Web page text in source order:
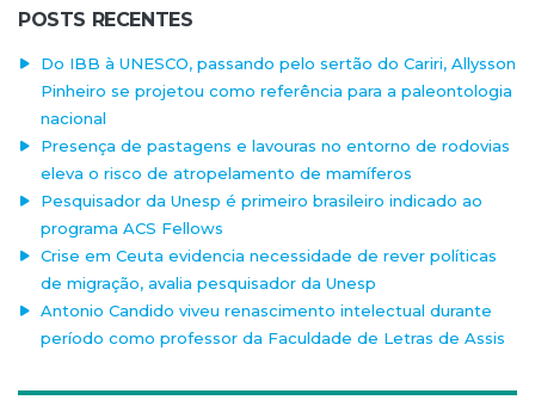
POSTS RECENTES
Do IBB à UNESCO, passando pelo sertão do Cariri, Allysson
Pinheiro se projetou como referência para a paleontologia
nacional
Presença de pastagens e lavouras no entorno de rodovias
eleva o risco de atropelamento de mamíferos
Pesquisador da Unesp é primeiro brasileiro indicado ao
programa ACS Fellows
Crise em Ceuta evidencia necessidade de rever políticas
de migração, avalia pesquisador da Unesp
Antonio Candido viveu renascimento intelectual durante
período como professor da Faculdade de Letras de Assis